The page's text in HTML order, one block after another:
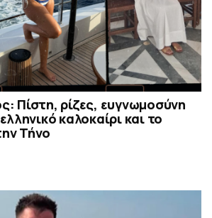
Πίστη, ρίζες, ευγνωμοσύνη
καλοκαίρι και το
Τήνο